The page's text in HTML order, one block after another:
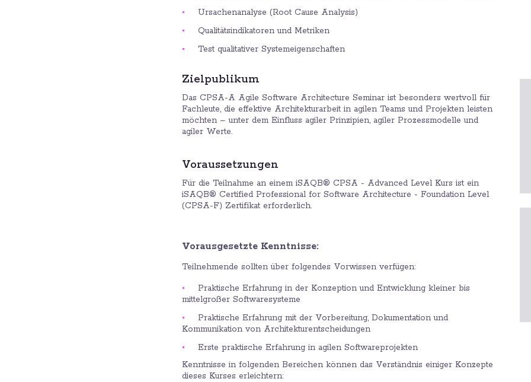
Ursachenanalyse (Root Cause Analysis)
Qualitätsindikatoren und Metriken
Test qualitativer Systemeigenschaften
Zielpublikum
Das CPSA-A Agile Software Architecture Seminar ist besonders wertvoll für
Fachleute, die effektive Architekturarbeit in agilen Teams und Projekten leisten
möchten – unter dem Einfluss agiler Prinzipien, agiler Prozessmodelle und
agiler Werte.
Voraussetzungen
Für die Teilnahme an einem iSAQB® CPSA - Advanced Level Kurs ist ein
iSAQB® Certified Professional for Software Architecture - Foundation Level
(CPSA-F) Zertifikat erforderlich.
Vorausgesetzte Kenntnisse:
Teilnehmende sollten über folgendes Vorwissen verfügen:
Praktische Erfahrung in der Konzeption und Entwicklung kleiner bis
mittelgroßer Softwaresysteme
Praktische Erfahrung mit der Vorbereitung, Dokumentation und
Kommunikation von Architekturentscheidungen
Erste praktische Erfahrung in agilen Softwareprojekten
Kenntnisse in folgenden Bereichen können das Verständnis einiger Konzepte
dieses Kurses erleichtern: